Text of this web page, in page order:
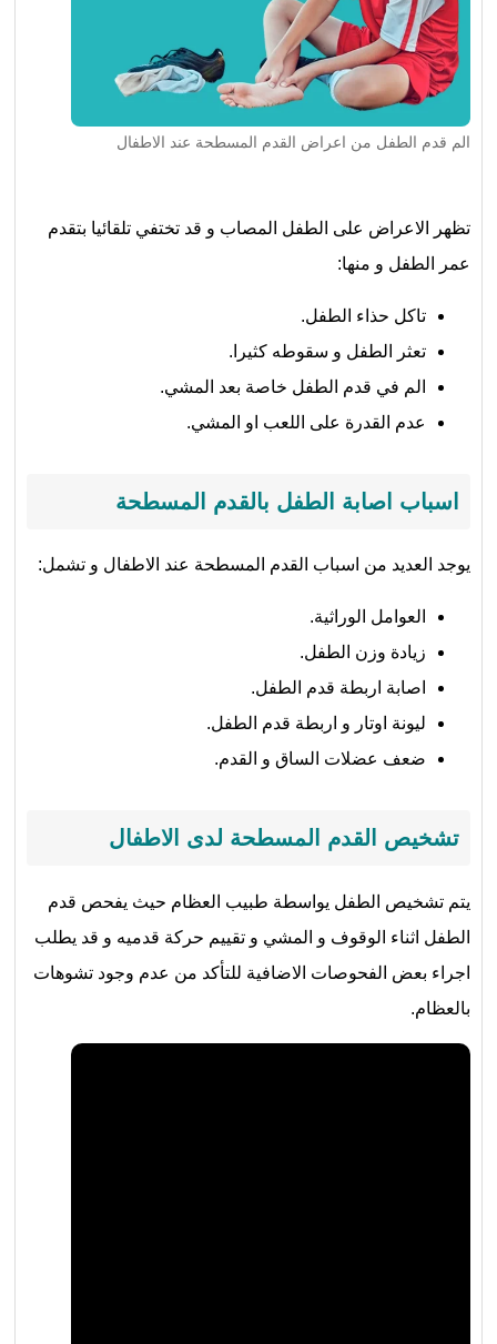
الم قدم الطفل من اعراض القدم المسطحة عند الاطفال
تظهر الاعراض على الطفل المصاب و قد تختفي تلقائيا بتقدم
عمر الطفل و منها:
تاكل حذاء الطفل.
تعثر الطفل و سقوطه كثيرا.
الم في قدم الطفل خاصة بعد المشي.
عدم القدرة على اللعب او المشي.
اسباب اصابة الطفل بالقدم المسطحة
يوجد العديد من اسباب القدم المسطحة عند الاطفال و تشمل:
العوامل الوراثية.
زيادة وزن الطفل.
اصابة اربطة قدم الطفل.
ليونة اوتار و اربطة قدم الطفل.
ضعف عضلات الساق و القدم.
تشخيص القدم المسطحة لدى الاطفال
يتم تشخيص الطفل يواسطة طبيب العظام حيث يفحص قدم
الطفل اثناء الوقوف و المشي و تقييم حركة قدميه و قد يطلب
اجراء بعض الفحوصات الاضافية للتأكد من عدم وجود تشوهات
بالعظام.